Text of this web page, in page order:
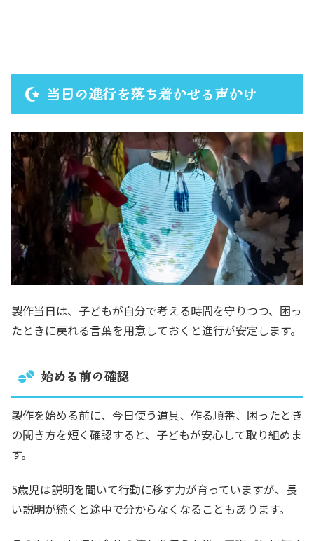
当日の進行を落ち着かせる声かけ
製作当日は、子どもが自分で考える時間を守りつつ、困っ
たときに戻れる言葉を用意しておくと進行が安定します。
始める前の確認
製作を始める前に、今日使う道具、作る順番、困ったとき
の聞き方を短く確認すると、子どもが安心して取り組めま
す。
5歳児は説明を聞いて行動に移す力が育っていますが、長
い説明が続くと途中で分からなくなることもあります。